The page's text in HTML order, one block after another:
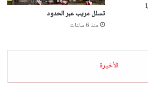
تسلل مريب عبر الحدود
منذ 6 ساعات
الأخيرة